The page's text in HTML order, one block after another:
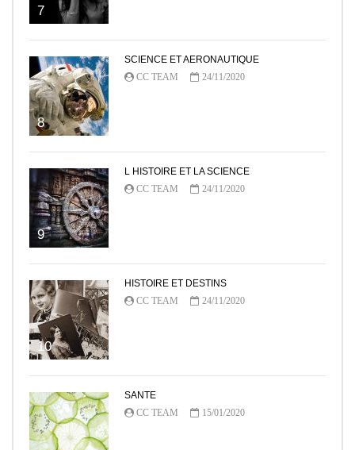
7
8
SCIENCE ET AERONAUTIQUE
CC TEAM
24/11/2020
9
L HISTOIRE ET LA SCIENCE
CC TEAM
24/11/2020
10
HISTOIRE ET DESTINS
CC TEAM
24/11/2020
SANTE
CC TEAM
15/01/2020